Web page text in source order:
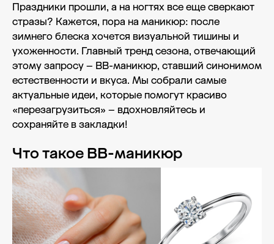
Праздники прошли, а на ногтях все еще сверкают
стразы? Кажется, пора на маникюр: после
зимнего блеска хочется визуальной тишины и
ухоженности. Главный тренд сезона, отвечающий
этому запросу – BB-маникюр, ставший синонимом
естественности и вкуса. Мы собрали самые
актуальные идеи, которые помогут красиво
«перезагрузиться» – вдохновляйтесь и
сохраняйте в закладки!
Что такое BB-маникюр